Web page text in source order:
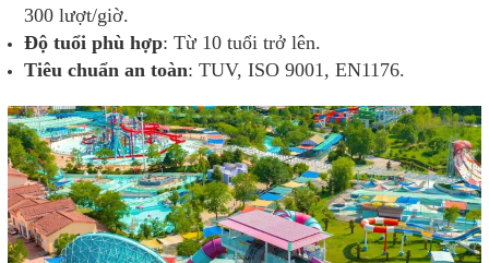
300 lượt/giờ.
Độ tuổi phù hợp: Từ 10 tuổi trở lên.
Tiêu chuẩn an toàn: TUV, ISO 9001, EN1176.